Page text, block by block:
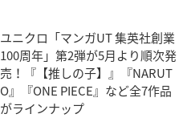
ユニクロ「マンガUT 集英社創業
100周年」第2弾が5月より順次発
売！『【推しの子】』『NARUT
O』『ONE PIECE』など全7作品
がラインナップ